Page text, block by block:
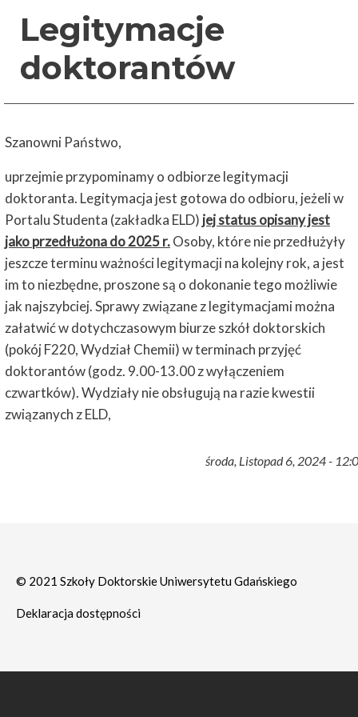
Legitymacje
doktorantów
Szanowni Państwo,
uprzejmie przypominamy o odbiorze legitymacji
doktoranta. Legitymacja jest gotowa do odbioru, jeżeli w
Portalu Studenta (zakładka ELD) jej status opisany jest
jako przedłużona do 2025 r.Osoby, które nie przedłużyły
jeszcze terminu ważności legitymacji na kolejny rok, a jest
im to niezbędne, proszone są o dokonanie tego możliwie
jak najszybciej.Sprawy związane z legitymacjami można
załatwić w dotychczasowym biurze szkół doktorskich
(pokój F220, Wydział Chemii) w terminach przyjęć
doktorantów (godz. 9.00-13.00 z wyłączeniem
czwartków). Wydziały nie obsługują na razie kwestii
związanych z ELD,
środa, Listopad 6, 2024 -
© 2021 Szkoły Doktorskie Uniwersytetu Gdańskiego
Deklaracja dostępności